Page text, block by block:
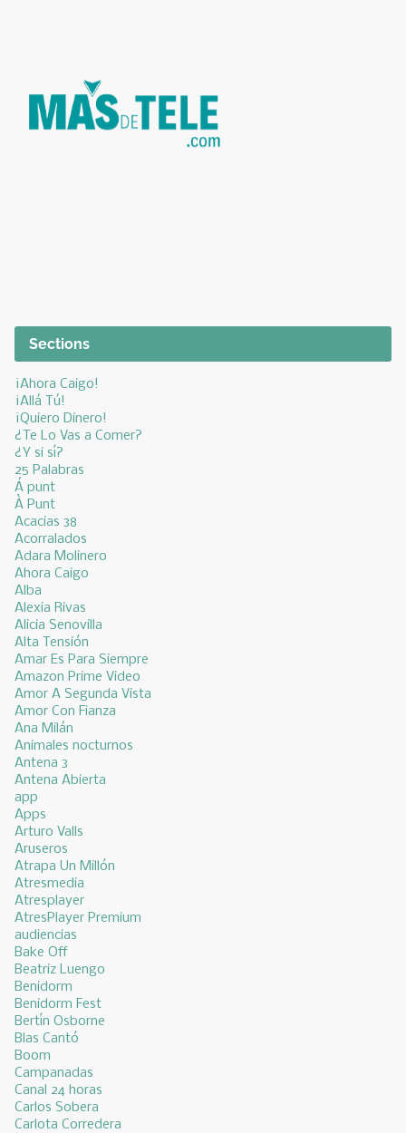
Sections
¡Ahora Caigo!
¡Allá Tú!
¡Quiero Dinero!
¿Te Lo Vas a Comer?
¿Y si sí?
25 Palabras
Á punt
À Punt
Acacias 38
Acorralados
Adara Molinero
Ahora Caigo
Alba
Alexia Rivas
Alicia Senovilla
Alta Tensión
Amar Es Para Siempre
Amazon Prime Video
Amor A Segunda Vista
Amor Con Fianza
Ana Milán
Animales nocturnos
Antena 3
Antena Abierta
app
Apps
Arturo Valls
Aruseros
Atrapa Un Millón
Atresmedia
Atresplayer
AtresPlayer Premium
audiencias
Bake Off
Beatriz Luengo
Benidorm
Benidorm Fest
Bertín Osborne
Blas Cantó
Boom
Campanadas
Canal 24 horas
Carlos Sobera
Carlota Corredera